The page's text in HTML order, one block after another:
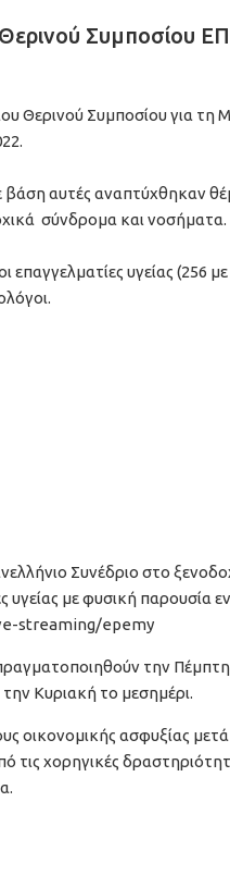
Συμποσίου
Θερινού Συμποσίου για τη
βάση αυτές αναπτύχθηκαν
σύνδρομα και νοσήματα.
υγείας (256
Συνέδριο στο
υγείας με φυσική παρουσία
streaming/epemy
την
Κυριακή το μεσημέρι.
οικονομικής ασφυξίας
τις χορηγικές